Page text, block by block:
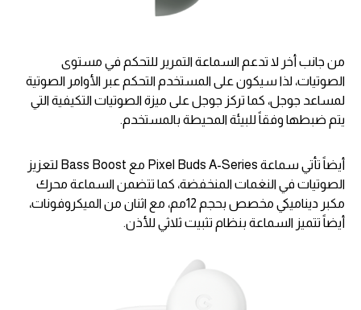
من جانب أخر لا تدعم السماعة التمرير للتحكم في مستوى
الصوتيات، لذا سيكون على المستخدم التحكم عبر الأوامر الصوتية
لمساعد جوجل، كما تركز جوجل على ميزة الصوتيات التكيفية التي
يتم ضبطها وفقاً للبيئة المحيطة بالمستخدم.
أيضاً تأتي سماعة Pixel Buds A-Series مع Bass Boost لتعزيز
الصوتيات في النغمات المنخفضة، كما تتضمن السماعة محرك
مكبر ديناميكي مخصص بحجم 12مم، مع اثنان من الميكروفونات،
أيضاً تتميز السماعة بنظام تثبيت ثلاثي للأذن.